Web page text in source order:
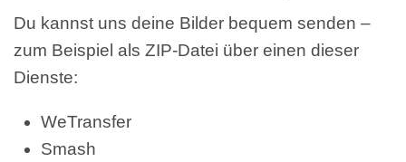
Du kannst uns deine Bilder bequem senden –
zum Beispiel als ZIP-Datei über einen dieser
Dienste:
WeTransfer
Smash